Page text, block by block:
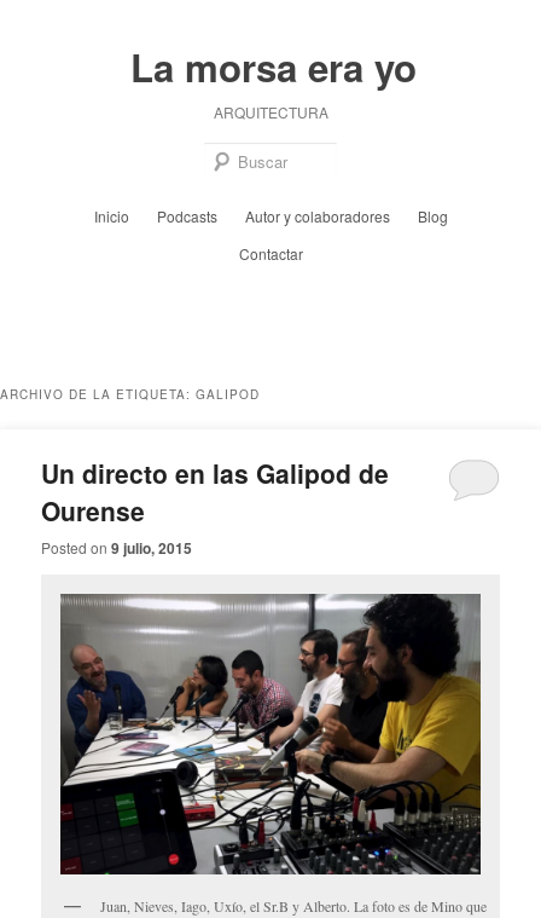
La morsa era yo
ARQUITECTURA
Inicio Podcasts Autor y colaboradores
Blog
Contactar
ARCHIVO DE LA ETIQUETA: GALIPOD
Un directo en las Galipod de
Ourense
Posted on9 julio, 2015
Juan, Nieves, Iago, Uxío, el Sr.B y Alberto. La foto es de Mino que